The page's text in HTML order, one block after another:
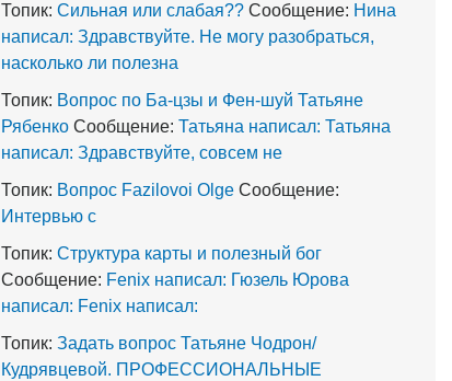
Топик: Сильная или слабая?? Сообщение: Нина
написал: Здравствуйте. Не могу разобраться,
насколько ли полезна
Топик: Вопрос по Ба-цзы и Фен-шуй Татьяне
Рябенко Сообщение: Татьяна написал: Татьяна
написал: Здравствуйте, совсем не
Топик: Вопрос Fazilovoi Olge Сообщение:
Интервью с
Топик: Структура карты и полезный бог
Сообщение: Fenix написал: Гюзель Юрова
написал: Fenix написал:
Топик: Задать вопрос Татьяне Чодрон/
Кудрявцевой. ПРОФЕССИОНАЛЬНЫЕ